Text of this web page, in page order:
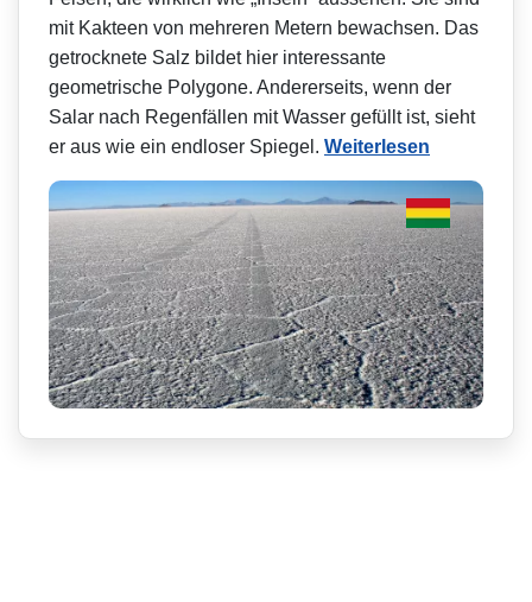
mit Kakteen von mehreren Metern bewachsen. Das
getrocknete Salz bildet hier interessante
geometrische Polygone. Andererseits, wenn der
Salar nach Regenfällen mit Wasser gefüllt ist, sieht
er aus wie ein endloser Spiegel. Weiterlesen